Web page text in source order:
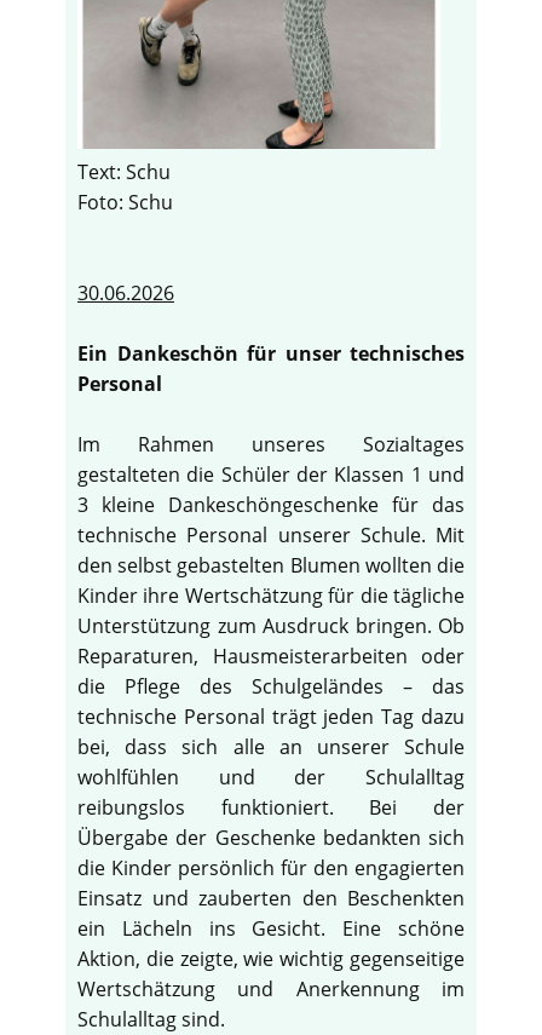
Text: Schu
Foto: Schu
30.06.2026
Ein Dankeschön für unser technisches
Personal
Im Rahmen unseres Sozialtages
gestalteten die Schüler der Klassen 1 und
3 kleine Dankeschöngeschenke für das
technische Personal unserer Schule. Mit
den selbst gebastelten Blumen wollten die
Kinder ihre Wertschätzung für die tägliche
Unterstützung zum Ausdruck bringen. Ob
Reparaturen, Hausmeisterarbeiten oder
die Pflege des Schulgeländes – das
technische Personal trägt jeden Tag dazu
bei, dass sich alle an unserer Schule
wohlfühlen und der Schulalltag
reibungslos funktioniert. Bei der
Übergabe der Geschenke bedankten sich
die Kinder persönlich für den engagierten
Einsatz und zauberten den Beschenkten
ein Lächeln ins Gesicht. Eine schöne
Aktion, die zeigte, wie wichtig gegenseitige
Wertschätzung und Anerkennung im
Schulalltag sind.